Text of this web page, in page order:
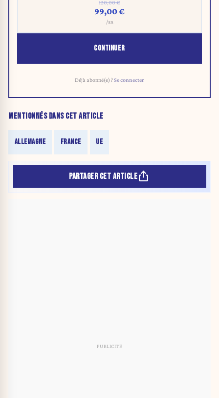
120,00 €
99,00 €
/an
CONTINUER
Déjà abonné(e) ?Se connecter
MENTIONNÉS DANS CET ARTICLE
ALLEMAGNE FRANCE UE
PARTAGER CET ARTICLE